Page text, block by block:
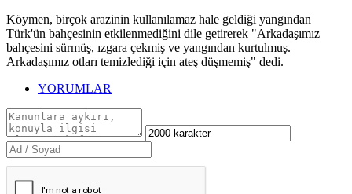
Köymen, birçok arazinin kullanılamaz hale geldiği yangından
Türk'ün bahçesinin etkilenmediğini dile getirerek "Arkadaşımız
bahçesini sürmüş, ızgara çekmiş ve yangından kurtulmuş.
Arkadaşımız otları temizlediği için ateş düşmemiş" dedi.
YORUMLAR